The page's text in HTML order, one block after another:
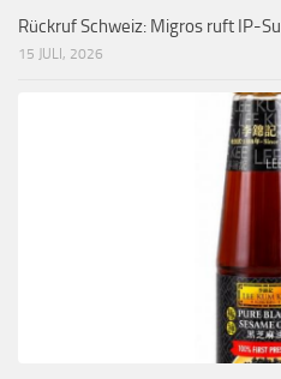
Rückruf Schweiz: Migros ruft IP-
15 JULI, 2026